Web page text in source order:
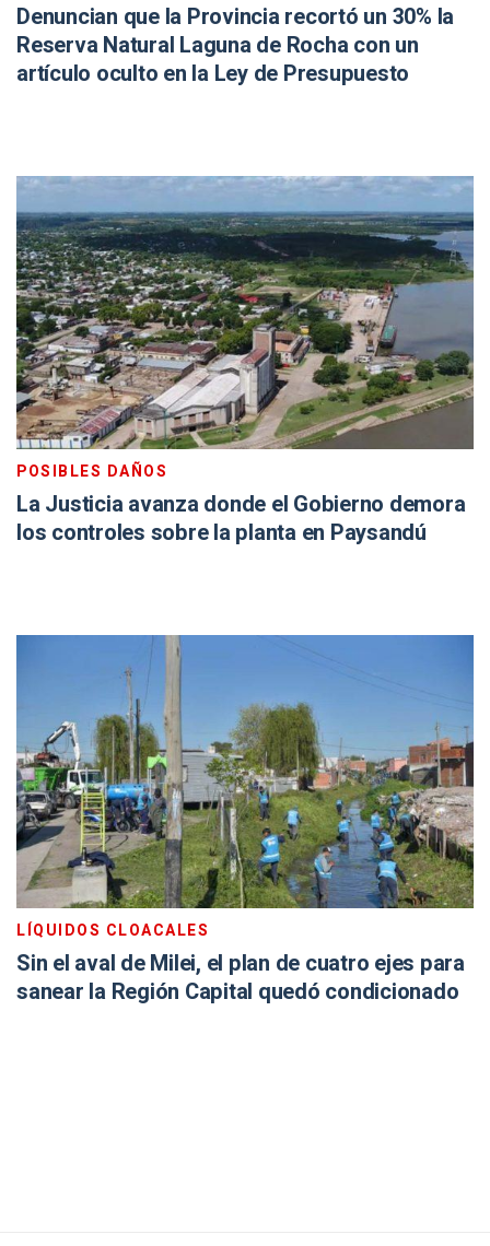
Denuncian que la Provincia recortó un 30% la
Reserva Natural Laguna de Rocha con un
artículo oculto en la Ley de Presupuesto
POSIBLES DAÑOS
La Justicia avanza donde el Gobierno demora
los controles sobre la planta en Paysandú
LÍQUIDOS CLOACALES
Sin el aval de Milei, el plan de cuatro ejes para
sanear la Región Capital quedó condicionado